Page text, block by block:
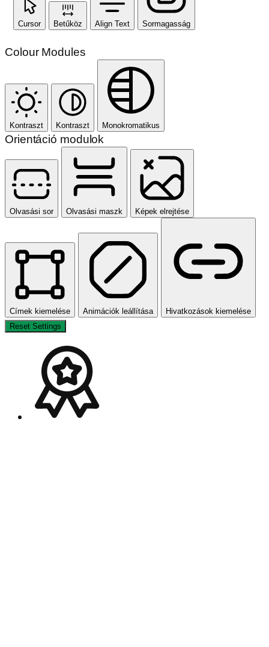
Cursor Betűköz Align Text Sormagasság
Colour Modules
Kontraszt Kontraszt Monokromatikus
Orientáció modulok
Olvasási sor Olvasási maszk Képek elrejtése
Címek kiemelése Animációk leállítása
Hivatkozások kiemelése
Reset Settings